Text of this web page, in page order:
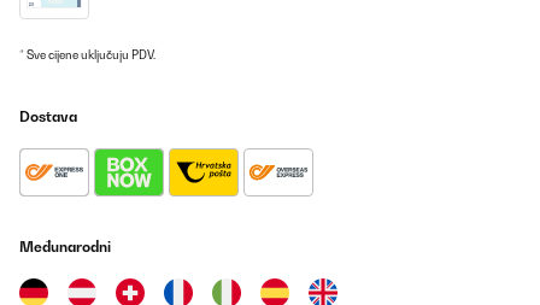
* Sve cijene uključuju PDV.
Dostava
Međunarodni